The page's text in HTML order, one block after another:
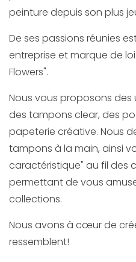
peinture depuis son plus
De ses passions réunies
entreprise et marque de
Flowers".
Nous vous proposons des
des tampons clear, des
papeterie créative. Nous
tampons à la main, ainsi
caractéristique" au fil des
permettant de vous
collections.
Nous avons à cœur de
ressemblent!